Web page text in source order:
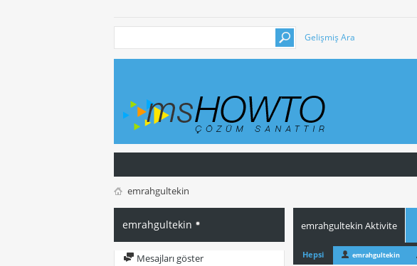
Gelişmiş Ara
emrahgultekin
emrahgultekin
Mesajları göster
emrahgultekin Aktivite
Hepsi emrahgultekin